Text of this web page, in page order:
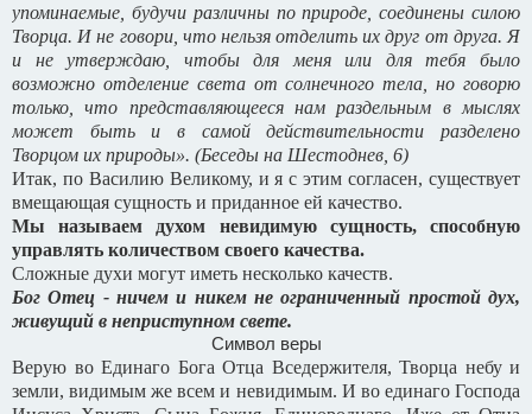
упоминаемые, будучи различны по природе, соединены силою
Творца. И не говори, что нельзя отделить их друг от друга. Я
и не утверждаю, чтобы для меня или для тебя было
возможно отделение света от солнечного тела, но говорю
только, что представляющееся нам раздельным в мыслях
может быть и в самой действительности разделено
Творцом их природы». (Беседы на Шестоднев, 6)
Итак, по Василию Великому, и я с этим согласен, существует
вмещающая сущность и приданное ей качество.
Мы называем духом невидимую сущность, способную
управлять количеством своего качества.
Сложные духи могут иметь несколько качеств.
Бог Отец - ничем и никем не ограниченный простой дух,
живущий в неприступном свете.
Символ веры
Верую во Единаго Бога Отца Вседержителя, Творца небу и
земли, видимым же всем и невидимым. И во единаго Господа